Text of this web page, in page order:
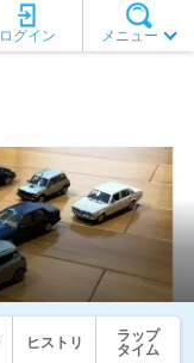
メニュー
ログイン
ヒストリ
ラップ
タイム